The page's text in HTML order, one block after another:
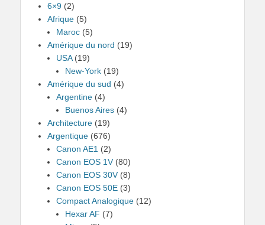
6×9 (2)
Afrique (5)
Maroc (5)
Amérique du nord (19)
USA(19)
New-York (19)
Amérique du sud (4)
Argentine (4)
Buenos Aires (4)
Architecture (19)
Argentique (676)
Canon AE1 (2)
Canon EOS 1V (80)
Canon EOS 30V (8)
Canon EOS 50E (3)
Compact Analogique (12)
Hexar AF (7)